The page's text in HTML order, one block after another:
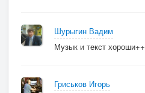
Шурыгин Вадим
Музык и текст хороши++
Гриськов Игорь